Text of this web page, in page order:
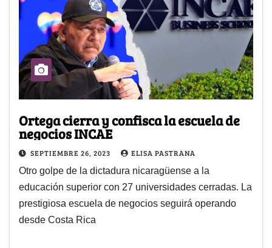
Ortega cierra y confisca la escuela de
negocios INCAE
SEPTIEMBRE 26, 2023 ELISA PASTRANA
Otro golpe de la dictadura nicaragüense a la
educación superior con 27 universidades cerradas. La
prestigiosa escuela de negocios seguirá operando
desde Costa Rica